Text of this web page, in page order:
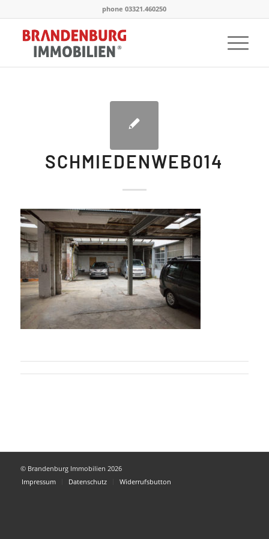
phone 03321.460250
SCHMIEDENWEB014
© Brandenburg Immobilien 2026
Impressum
Datenschutz Widerrufsbutton